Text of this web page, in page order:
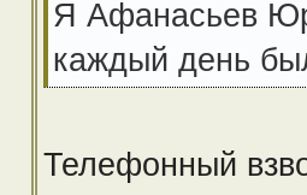
Я Афанасьев
каждый день
Телефонный